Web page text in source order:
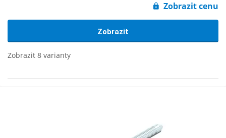
Zobrazit cenu
Zobrazit
Zobrazit 8 varianty